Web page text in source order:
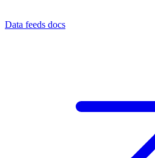
Data feeds docs